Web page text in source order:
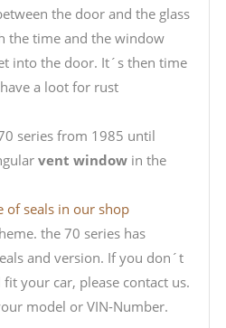
the door and the glass
the time and the window
into the door. It´s then time
a loot for rust
series from 1985 until
vent windowin the
of seals in our shop
the 70 series has
and version. If you don´t
your car, please contact us.
model or VIN-Number.